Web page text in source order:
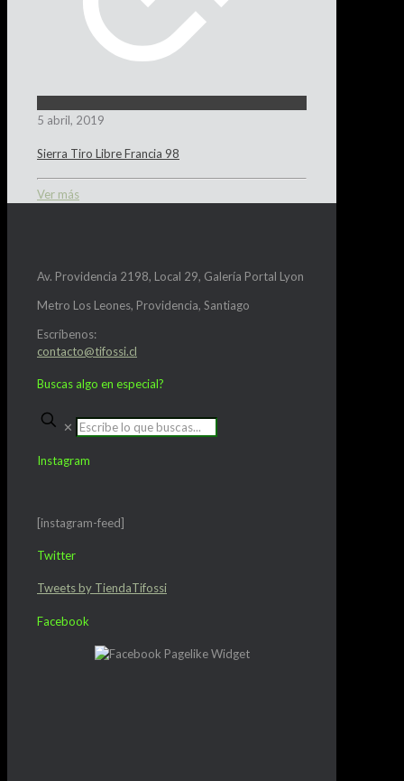
5 abril, 2019
Sierra Tiro Libre Francia 98
Ver más
Av. Providencia 2198, Local 29, Galería Portal Lyon
Metro Los Leones, Providencia, Santiago
Escríbenos:
contacto@tifossi.cl
Buscas algo en especial?
✕
Instagram
[instagram-feed]
Twitter
Tweets by TiendaTifossi
Facebook